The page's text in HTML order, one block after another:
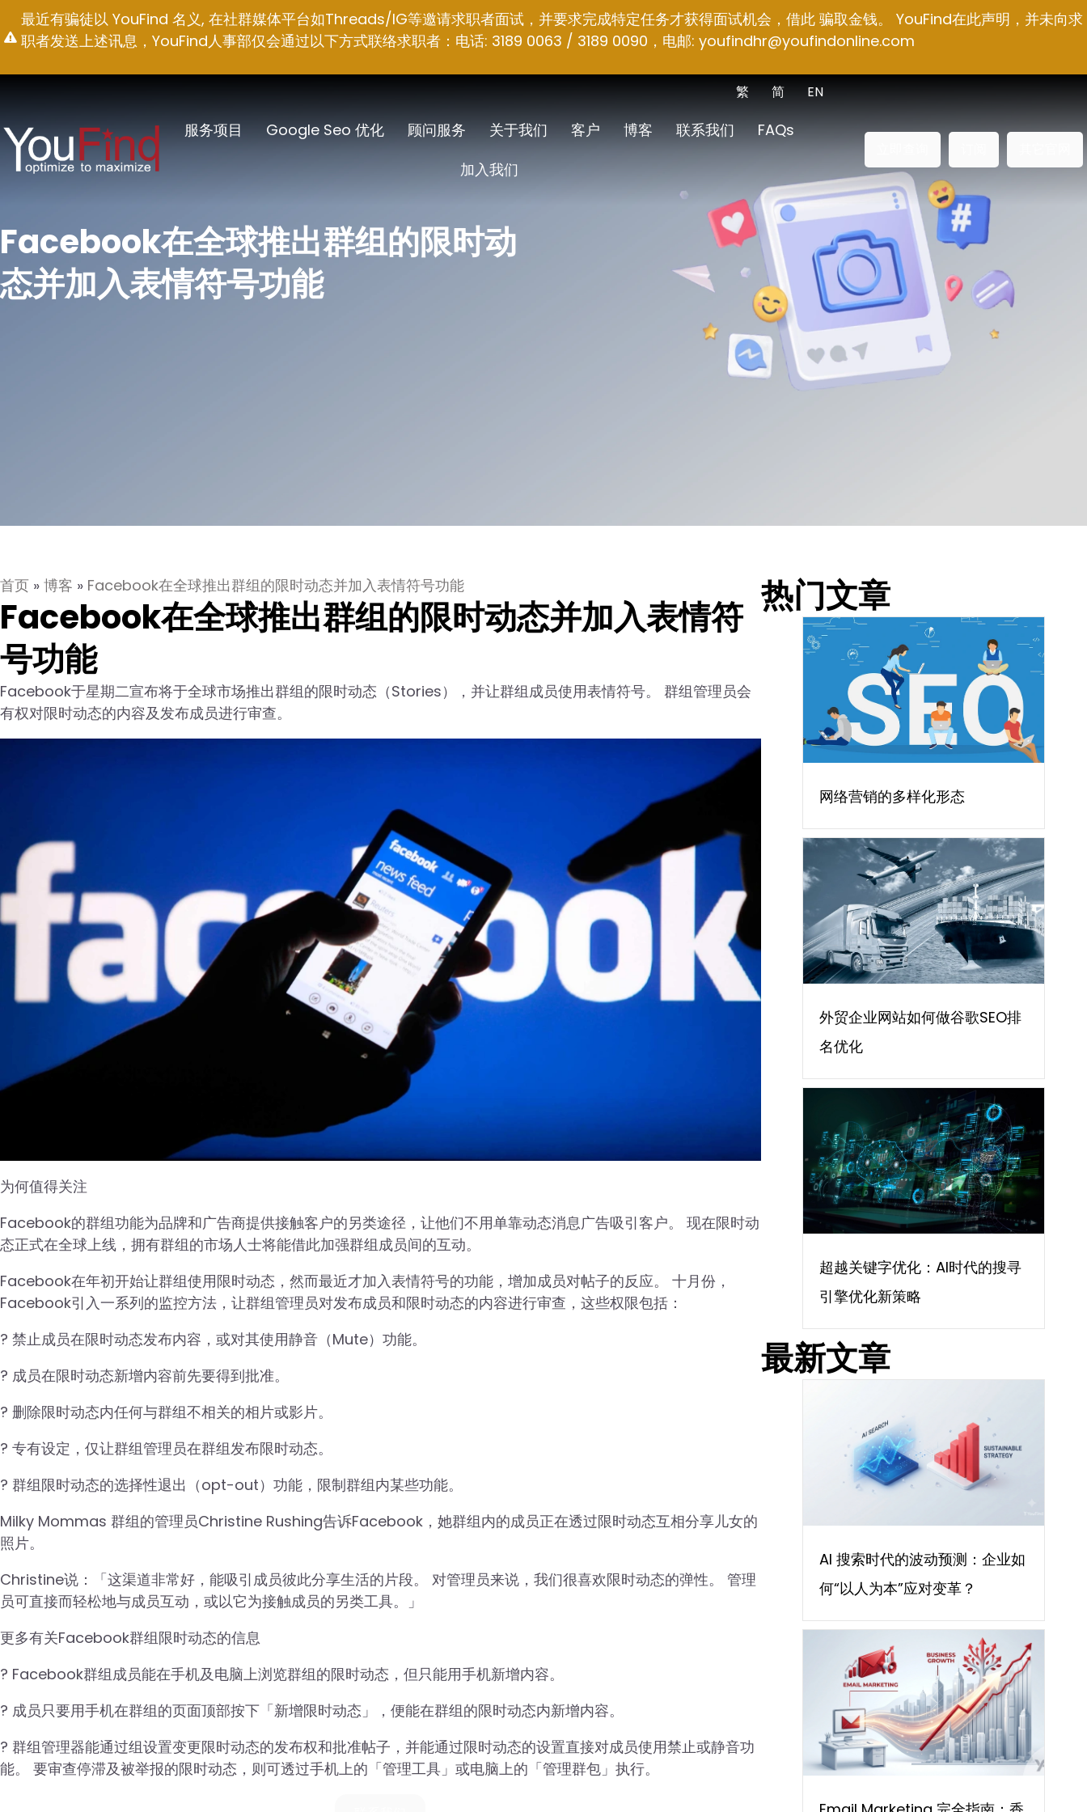
至
容
最近有骗徒以 YouFind 名义, 在社群媒体平台如Threads/IG等邀请求职者面试，并要求完成特定任务才获得面试机会，借此 骗取金钱。 YouFind在此声明，并未向求
职者发送上述讯息，YouFind人事部仅会通过以下方式联络求职者：电话: 3189 0063 / 3189 0090，电邮: youfindhr@youfindonline.com
EN
简
繁
服务项目 Google Seo 优化 顾问服务 关于我们 客户 博客 联系我们
FAQs
加入我们
Facebook在全球推出群组的限时动
态并加入表情符号功能
首页 » 博客 » Facebook在全球推出群组的限时动态并加入表情符号功能
Facebook在全球推出群组的限时动态并加入表情符
号功能
Facebook于星期二宣布将于全球市场推出群组的限时动态（Stories），并让群组成员使用表情符号。 群组管理员会
有权对限时动态的内容及发布成员进行审查。
为何值得关注
Facebook的群组功能为品牌和广告商提供接触客户的另类途径，让他们不用单靠动态消息广告吸引客户。 现在限时动
态正式在全球上线，拥有群组的市场人士将能借此加强群组成员间的互动。
Facebook在年初开始让群组使用限时动态，然而最近才加入表情符号的功能，增加成员对帖子的反应。 十月份，
Facebook引入一系列的监控方法，让群组管理员对发布成员和限时动态的内容进行审查，这些权限包括：
? 禁止成员在限时动态发布内容，或对其使用静音（Mute）功能。
? 成员在限时动态新增内容前先要得到批准。
? 删除限时动态内任何与群组不相关的相片或影片。
? 专有设定，仅让群组管理员在群组发布限时动态。
? 群组限时动态的选择性退出（opt-out）功能，限制群组内某些功能。
Milky Mommas 群组的管理员Christine Rushing告诉Facebook，她群组内的成员正在透过限时动态互相分享儿女的
照片。
Christine说：「这渠道非常好，能吸引成员彼此分享生活的片段。 对管理员来说，我们很喜欢限时动态的弹性。 管理
员可直接而轻松地与成员互动，或以它为接触成员的另类工具。」
更多有关Facebook群组限时动态的信息
? Facebook群组成员能在手机及电脑上浏览群组的限时动态，但只能用手机新增内容。
? 成员只要用手机在群组的页面顶部按下「新增限时动态」，便能在群组的限时动态内新增内容。
? 群组管理器能通过组设置变更限时动态的发布权和批准帖子，并能通过限时动态的设置直接对成员使用禁止或静音功
能。 要审查停滞及被举报的限时动态，则可透过手机上的「管理工具」或电脑上的「管理群包」执行。
热门文章
网络营销的多样化形态
外贸企业网站如何做谷歌SEO排
名优化
超越关键字优化：AI时代的搜寻
引擎优化新策略
最新文章
AI 搜索时代的波动预测：企业如
何“以人为本”应对变革？